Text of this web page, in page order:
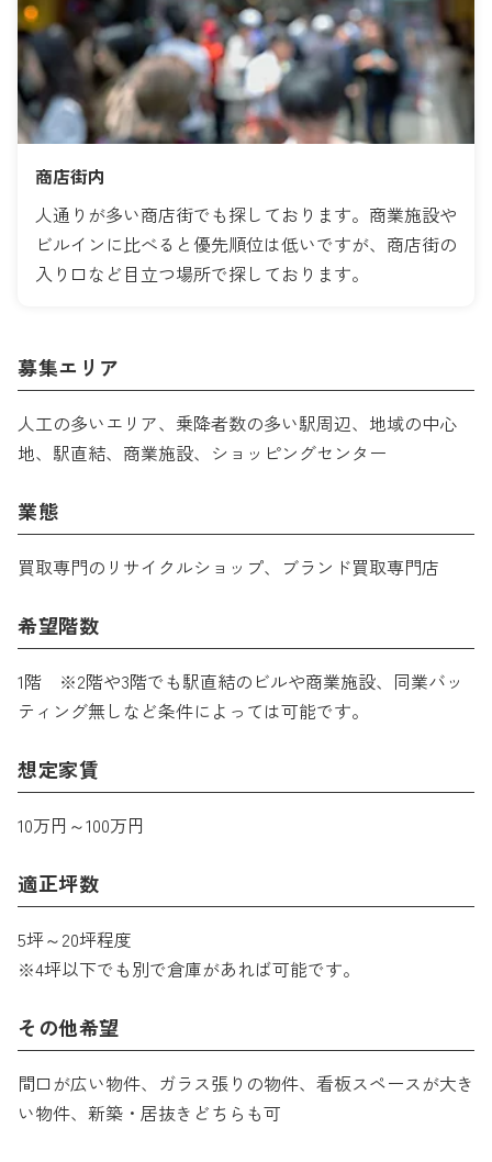
商店街内
人通りが多い商店街でも探しております。商業施設や
ビルインに比べると優先順位は低いですが、商店街の
入り口など目立つ場所で探しております。
募集エリア
人工の多いエリア、乗降者数の多い駅周辺、地域の中心
地、駅直結、商業施設、ショッピングセンター
業態
買取専門のリサイクルショップ、ブランド買取専門店
希望階数
1階 ※2階や3階でも駅直結のビルや商業施設、同業バッ
ティング無しなど条件によっては可能です。
想定家賃
10万円～100万円
適正坪数
5坪～20坪程度
※4坪以下でも別で倉庫があれば可能です。
その他希望
間口が広い物件、ガラス張りの物件、看板スペースが大き
い物件、新築・居抜きどちらも可